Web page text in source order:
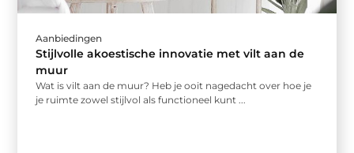
Aanbiedingen
Stijlvolle akoestische innovatie met vilt aan de
muur
Wat is vilt aan de muur? Heb je ooit nagedacht over hoe je
je ruimte zowel stijlvol als functioneel kunt ...